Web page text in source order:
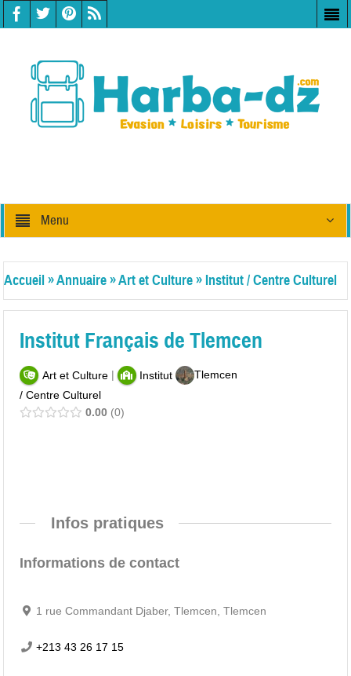
Menu
Accueil»Annuaire»Art et Culture»Institut / Centre Culturel
Institut Français de Tlemcen
Art et Culture|
Institut
/ Centre Culturel
Tlemcen
0.00 0
Infos pratiques
Informations de contact
1 rue Commandant Djaber, Tlemcen, Tlemcen
+213 43 26 17 15